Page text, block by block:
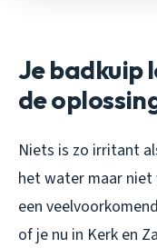
Je badkuip
de
Niets is zo irritant
het water maar
een
of je nu in Kerk en